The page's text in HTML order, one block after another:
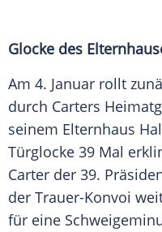
Glocke des
Am 4. Januar rollt
durch Carters
seinem Elternhaus
Türglocke 39 Mal
Carter der 39.
der Trauer-Konvoi
für eine